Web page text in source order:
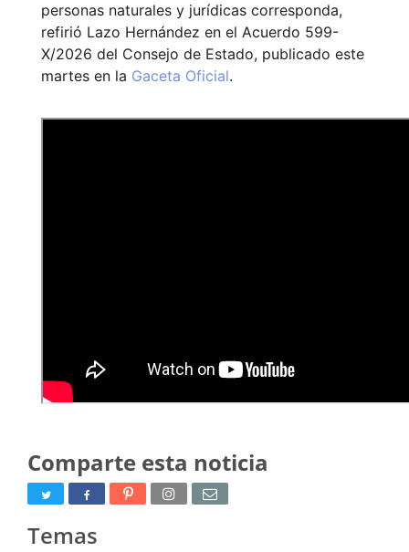
personas naturales y jurídicas corresponda,
refirió Lazo Hernández en el Acuerdo 599-
X/2026 del Consejo de Estado, publicado este
martes en la Gaceta Oficial.
Comparte esta noticia
Temas